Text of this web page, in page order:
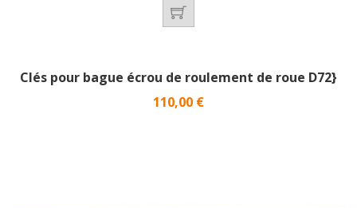
Clés pour bague écrou de roulement de roue D72}
Prix
110,00 €